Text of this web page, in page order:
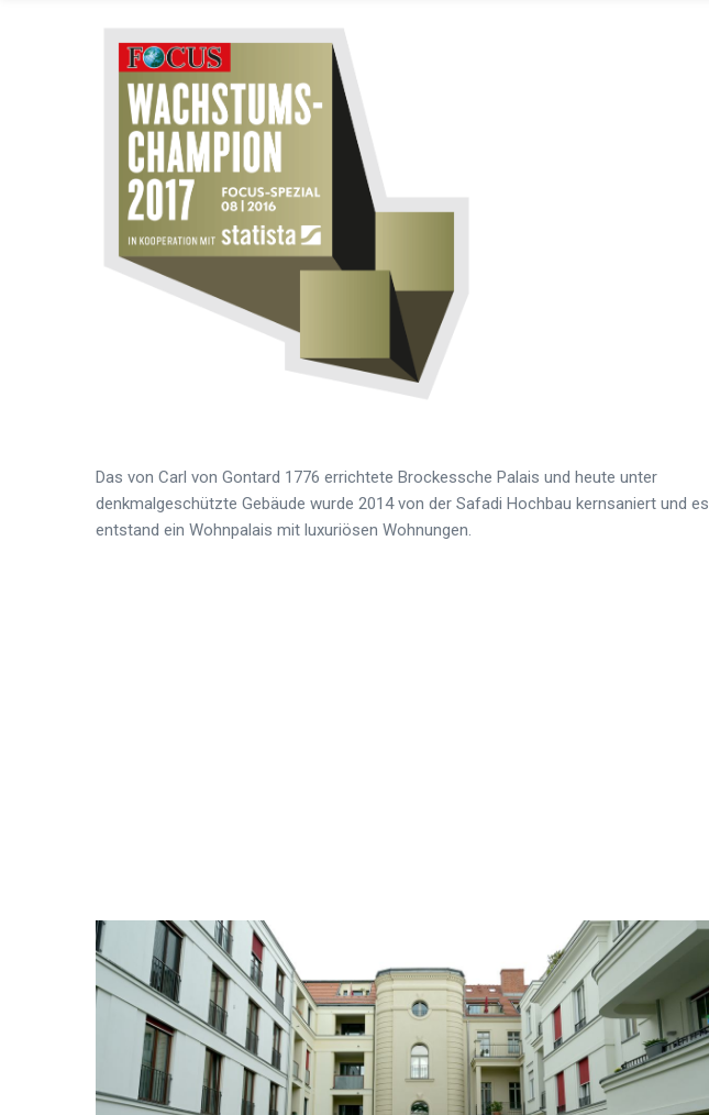
Das von Carl von Gontard 1776 errichtete Brockessche Palais und heute unter
denkmalgeschützte Gebäude wurde 2014 von der Safadi Hochbau kernsaniert und es
entstand ein Wohnpalais mit luxuriösen Wohnungen.